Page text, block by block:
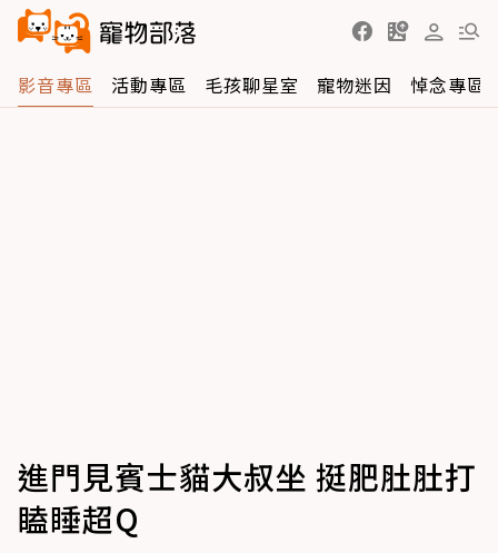
影音專區 活動專區 毛孩聊星室 寵物迷因 悼念專區
進門見賓士貓大叔坐 挺肥肚肚打
瞌睡超Q